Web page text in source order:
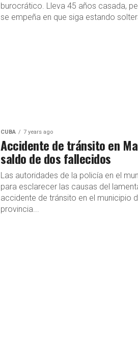
burocrático. Lleva 45 años casada,
se empeña en que siga estando
CUBA 7 years ago
Accidente de tránsito en
saldo de dos fallecidos
Las autoridades de la policía en el
para esclarecer las causas del
accidente de tránsito en el municipio
provincia...